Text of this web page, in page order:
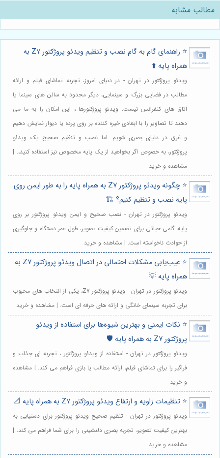
مطالب مشابه
⭐️ راهنمای گام به گام نصب و تنظیم ویدئو پروژکتور Z7 به
همراه پایه ⬆️
ویدئو پروژکتور در تهران - در دنیای امروز، تجربه تماشای فیلم و ارائه
مطالب در فضایی بزرگ و سینمایی، دیگر محدود به سالن های سینما یا
اتاق های کنفرانس نیست. ویدئو پروژکتورها ، این امکان را به ما می
دهند تا تصاویر را با ابعادی خیره کننده بر روی پرده یا دیوار نمایش دهیم
و غرق در دنیای بصری شویم. اما نصب و تنظیم صحیح یک ویدئو
پروژکتور، به خصوص اگر بخواهید از یک پایه مخصوص نیز استفاده کنید،. |
مشاهده و خرید
⭐️ چگونه ویدئو پروژکتور Z7 به همراه پایه را به طور ایمن روی
پایه نصب و تنظیم کنیم؟ 🏗️
ویدئو پروژکتور در تهران - نصب صحیح و ایمن ویدئو پروژکتور بر روی
پایه، گامی حیاتی برای تضمین کیفیت تصویر، طول عمر دستگاه و جلوگیری
از حوادث ناخواسته است. | مشاهده و خرید
⭐️ عیب‌یابی مشکلات احتمالی در اتصال ویدئو پروژکتور Z7 به
همراه پایه 💡
ویدئو پروژکتور در تهران - ویدئو پروژکتور Z7، یکی از انتخاب های محبوب
برای تجربه سینمای خانگی و ارائه های حرفه ای است. | مشاهده و خرید
⭐️ نکات ایمنی و بهترین شیوه‌ها برای استفاده از ویدئو
پروژکتور Z7 به همراه پایه 🛡️
ویدئو پروژکتور در تهران - استفاده از ویدئو پروژکتور ، تجربه ای جذاب و
فراگیر را برای تماشای فیلم، ارائه مطالب یا بازی فراهم می کند. | مشاهده
و خرید
⭐️ تنظیمات زاویه و ارتفاع ویدئو پروژکتور Z7 به همراه پایه 📐
ویدئو پروژکتور در تهران - تنظیم صحیح ویدئو پروژکتور برای دستیابی به
بهترین کیفیت تصویر، تجربه بصری دلنشینی را برای شما فراهم می کند. |
مشاهده و خرید